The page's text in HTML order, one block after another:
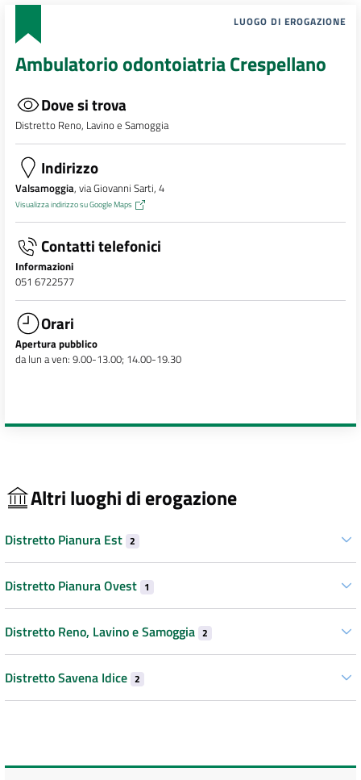
LUOGO DI EROGAZIONE
Ambulatorio odontoiatria Crespellano
Dove si trova
Distretto Reno, Lavino e Samoggia
Indirizzo
Valsamoggia, via Giovanni Sarti, 4
Visualizza indirizzo su Google Maps
Contatti telefonici
Informazioni
051 6722577
Orari
Apertura pubblico
da lun a ven: 9.00-13.00; 14.00-19.30
Altri luoghi di erogazione
Distretto Pianura Est 2
Distretto Pianura Ovest 1
Distretto Reno, Lavino e Samoggia 2
Distretto Savena Idice 2